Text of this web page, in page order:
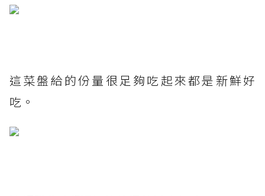
這菜盤給的份量很足夠吃起來都是新鮮好
吃。